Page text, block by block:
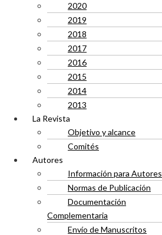
2020
2019
2018
2017
2016
2015
2014
2013
La Revista
Objetivo y alcance
Comités
Autores
Información para Autores
Normas de Publicación
Documentación
Complementaria
Envío de Manuscritos